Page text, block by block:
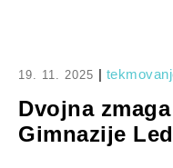
19. 11. 2025 |
Dvojna
Gimnazije